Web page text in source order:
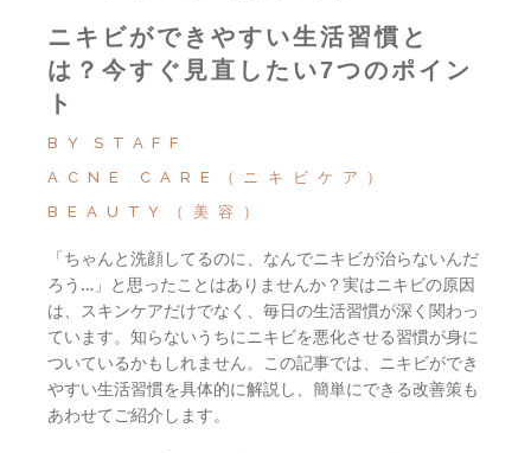
ニキビができやすい生活習慣と
は？今すぐ見直したい7つのポイン
ト
BY
STAFF
ACNE CARE（ニキビケア）
BEAUTY（美容）
「ちゃんと洗顔してるのに、なんでニキビが治らないんだ
ろう…」と思ったことはありませんか？実はニキビの原因
は、スキンケアだけでなく、毎日の生活習慣が深く関わっ
ています。知らないうちにニキビを悪化させる習慣が身に
ついているかもしれません。この記事では、ニキビができ
やすい生活習慣を具体的に解説し、簡単にできる改善策も
あわせてご紹介します。